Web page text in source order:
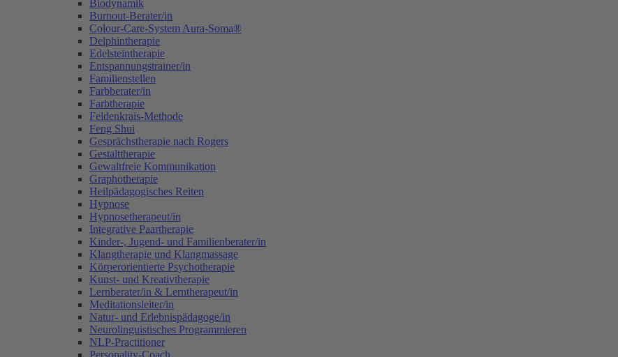
Biodynamik
Burnout-Berater/in
Colour-Care-System Aura-Soma®
Delphintherapie
Edelsteintherapie
Entspannungstrainer/in
Familienstellen
Farbberater/in
Farbtherapie
Feldenkrais-Methode
Feng Shui
Gesprächstherapie nach Rogers
Gestalttherapie
Gewaltfreie Kommunikation
Graphotherapie
Heilpädagogisches Reiten
Hypnose
Hypnosetherapeut/in
Integrative Paartherapie
Kinder-, Jugend- und Familienberater/in
Klangtherapie und Klangmassage
Körperorientierte Psychotherapie
Kunst- und Kreativtherapie
Lernberater/in & Lerntherapeut/in
Meditationsleiter/in
Natur- und Erlebnispädagoge/in
Neurolinguistisches Programmieren
NLP-Practitioner
Personality-Coach